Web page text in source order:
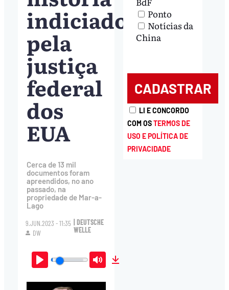
indiciado
pela
justiça
federal
dos
EUA
Cerca de 13 mil
documentos foram
apreendidos, no ano
passado, na
propriedade de Mar-a-
Lago
9.JUN.2023 - 11:35
DW
| DEUTSCHE
WELLE
Play Mute
Ponto
Notícias da
China
LI E CONCORDO
COM OSTERMOS DE
USO E POLÍTICA DE
PRIVACIDADE